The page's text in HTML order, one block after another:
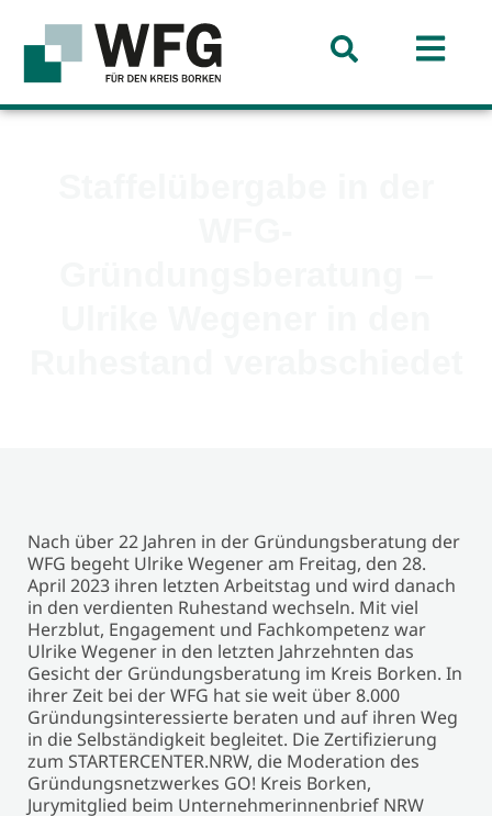
Nach über 22 Jahren in der Gründungsberatung der
WFG begeht Ulrike Wegener am Freitag, den 28.
April 2023 ihren letzten Arbeitstag und wird danach
in den verdienten Ruhestand wechseln. Mit viel
Herzblut, Engagement und Fachkompetenz war
Ulrike Wegener in den letzten Jahrzehnten das
Gesicht der Gründungsberatung im Kreis Borken. In
ihrer Zeit bei der WFG hat sie weit über 8.000
Gründungsinteressierte beraten und auf ihren Weg
in die Selbständigkeit begleitet. Die Zertifizierung
zum STARTERCENTER.NRW, die Moderation des
Gründungsnetzwerkes GO! Kreis Borken,
Jurymitglied beim Unternehmerinnenbrief NRW